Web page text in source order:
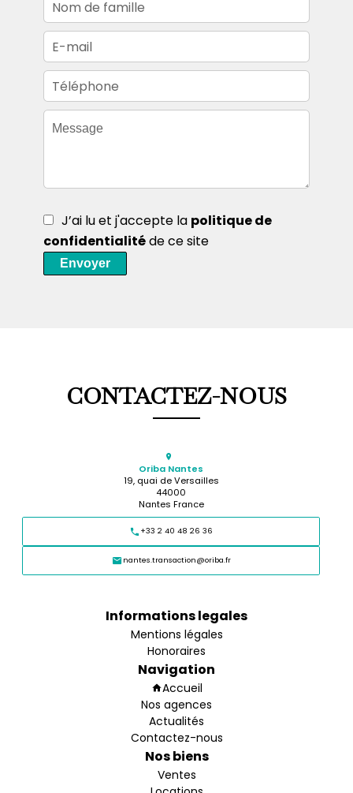
J’ai lu et j'accepte la politique de
confidentialitéde ce site
Envoyer
CONTACTEZ-NOUS
Oriba Nantes
19, quai de Versailles
44000
Nantes France
+33 2 40 48 26 36
nantes.transaction@oriba.fr
Informations legales
Mentions légales
Honoraires
Navigation
Accueil
Nos agences
Actualités
Contactez-nous
Nos biens
Ventes